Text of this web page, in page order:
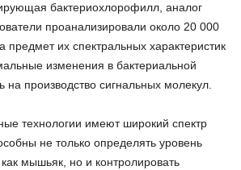
бактериохлорофилл, аналог
проанализировали около 20 000
предмет их спектральных характеристик
изменения в бактериальной
на производство сигнальных молекул.
технологии имеют широкий спектр
не только определять уровень
как мышьяк, но и контролировать